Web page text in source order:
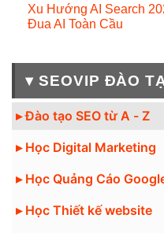
Xu Hướng AI Search
Đua AI Toàn Cầu
▾ SEOVIP ĐÀO
▸ Đào tạo SEO từ A - Z
▸ Học Digital Marketing
▸ Học Quảng Cáo
▸ Học Thiết kế website